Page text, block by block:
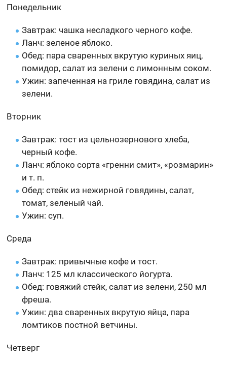
Понедельник
Завтрак: чашка несладкого черного кофе.
Ланч: зеленое яблоко.
Обед: пара сваренных вкрутую куриных яиц,
помидор, салат из зелени с лимонным соком.
Ужин: запеченная на гриле говядина, салат из
зелени.
Вторник
Завтрак: тост из цельнозернового хлеба,
черный кофе.
Ланч: яблоко сорта «гренни смит», «розмарин»
и т. п.
Обед: стейк из нежирной говядины, салат,
томат, зеленый чай.
Ужин: суп.
Среда
Завтрак: привычные кофе и тост.
Ланч: 125 мл классического йогурта.
Обед: говяжий стейк, салат из зелени, 250 мл
фреша.
Ужин: два сваренных вкрутую яйца, пара
ломтиков постной ветчины.
Четверг